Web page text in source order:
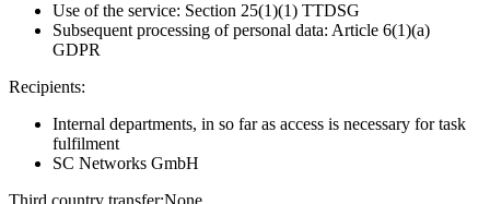
Use of the service: Section 25(1)(1) TTDSG
Subsequent processing of personal data: Article 6(1)(a)
GDPR
Recipients:
Internal departments, in so far as access is necessary for task
fulfilment
SC Networks GmbH